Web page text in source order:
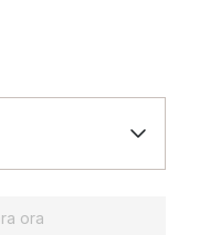
ora